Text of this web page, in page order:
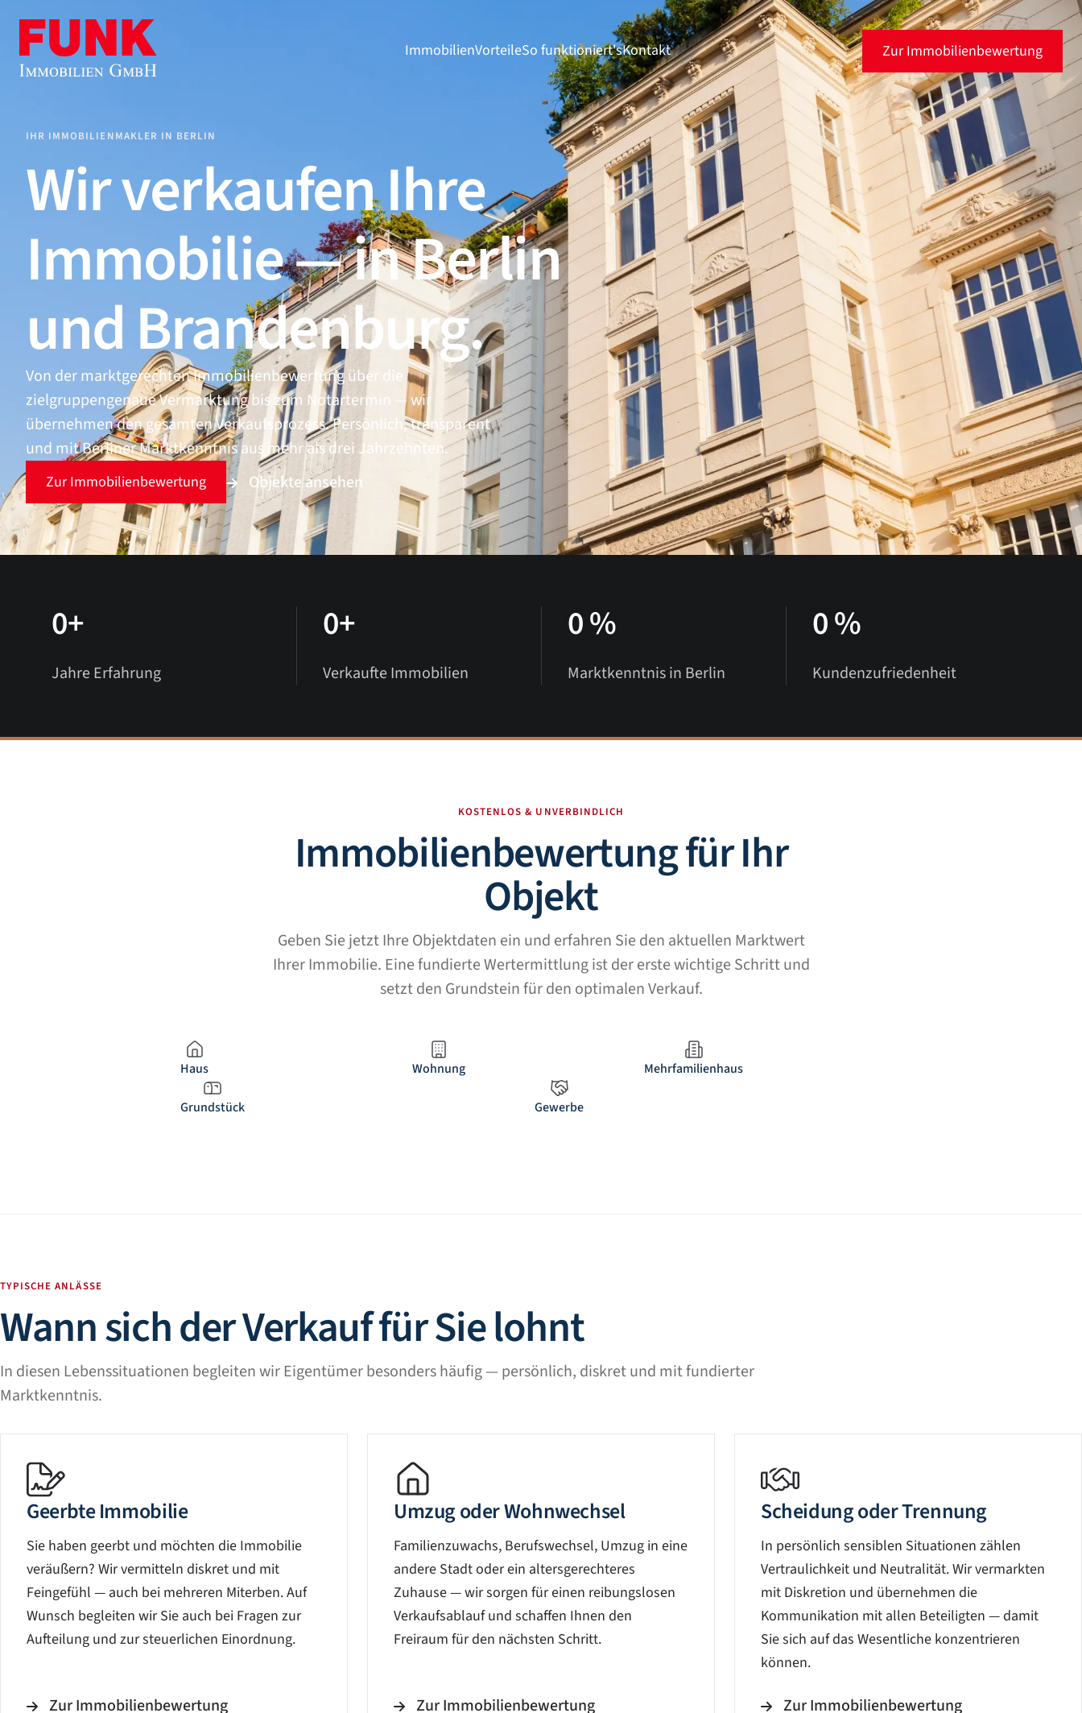
Zum Fuß springen
ImmobilienVorteileSo funktioniert'sKontakt Zur Immobilienbewertung
IHR IMMOBILIENMAKLER IN BERLIN
Wir verkaufen Ihre
Immobilie — in Berlin
und Brandenburg.
Von der marktgerechten Immobilienbewertung über die
zielgruppengenaue Vermarktung bis zum Notartermin — wir
übernehmen den gesamten Verkaufsprozess. Persönlich, transparent
und mit Berliner Marktkenntnis aus mehr als drei Jahrzehnten.
Zur Immobilienbewertung Objekte ansehen
0+
Jahre Erfahrung
0+
Verkaufte Immobilien
0%
Marktkenntnis in Berlin
0%
Kundenzufriedenheit
KOSTENLOS & UNVERBINDLICH
Immobilienbewertung für Ihr
Objekt
Geben Sie jetzt Ihre Objektdaten ein und erfahren Sie den aktuellen Marktwert
Ihrer Immobilie. Eine fundierte Wertermittlung ist der erste wichtige Schritt und
setzt den Grundstein für den optimalen Verkauf.
Haus Wohnung Mehrfamilienhaus
Grundstück Gewerbe
TYPISCHE ANLÄSSE
Wann sich der Verkauf für Sie lohnt
In diesen Lebenssituationen begleiten wir Eigentümer besonders häufig — persönlich, diskret und mit fundierter
Marktkenntnis.
Geerbte Immobilie
Sie haben geerbt und möchten die Immobilie
veräußern? Wir vermitteln diskret und mit
Feingefühl — auch bei mehreren Miterben. Auf
Wunsch begleiten wir Sie auch bei Fragen zur
Aufteilung und zur steuerlichen Einordnung.
Zur Immobilienbewertung
Umzug oder Wohnwechsel
Familienzuwachs, Berufswechsel, Umzug in eine
andere Stadt oder ein altersgerechteres
Zuhause — wir sorgen für einen reibungslosen
Verkaufsablauf und schaffen Ihnen den
Freiraum für den nächsten Schritt.
Zur Immobilienbewertung
Scheidung oder Trennung
In persönlich sensiblen Situationen zählen
Vertraulichkeit und Neutralität. Wir vermarkten
mit Diskretion und übernehmen die
Kommunikation mit allen Beteiligten — damit
Sie sich auf das Wesentliche konzentrieren
können.
Zur Immobilienbewertung